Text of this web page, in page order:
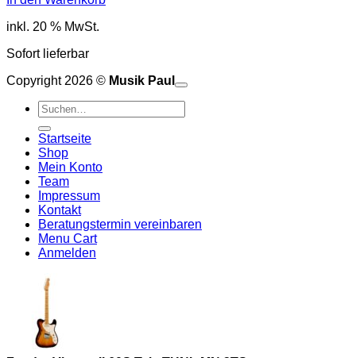
inkl. 20 % MwSt.
Sofort lieferbar
Copyright 2026 © Musik Paul
Suchen
nach:
Startseite
Shop
Mein Konto
Team
Impressum
Kontakt
Beratungstermin vereinbaren
Menu Cart
Anmelden